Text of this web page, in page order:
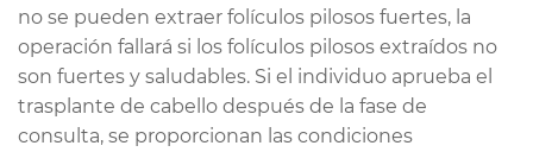
no se pueden extraer folículos pilosos fuertes, la
operación fallará si los folículos pilosos extraídos no
son fuertes y saludables. Si el individuo aprueba el
trasplante de cabello después de la fase de
consulta, se proporcionan las condiciones